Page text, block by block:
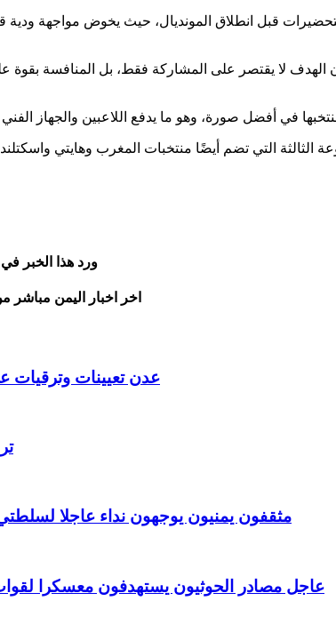
قبل انطلاق المونديال، حيث يخوض مواجهة ودية
لا يقتصر على المشاركة فقط، بل المنافسة بقوة
التي تضم أيضًا منتخبات المغرب وهايتي
ورد هذا الخبر
اخر اخبار اليمن مباشر
عدن تعيينات وترقيات
ترامب 48
مثقفون يمنيون يوجهون نداء عاجلا
عاجل مصادر الحوثيون يستهدفون معسكرا